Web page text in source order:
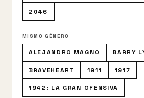
2046
MISMO GÉNERO
ALEJANDRO MAGNO BARRY
BRAVEHEART 1911 1917
1942: LA GRAN OFENSIVA